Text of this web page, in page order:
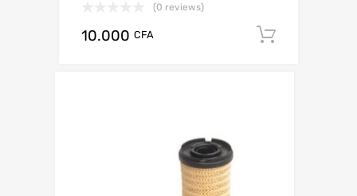
(0 reviews)
10.000 CFA